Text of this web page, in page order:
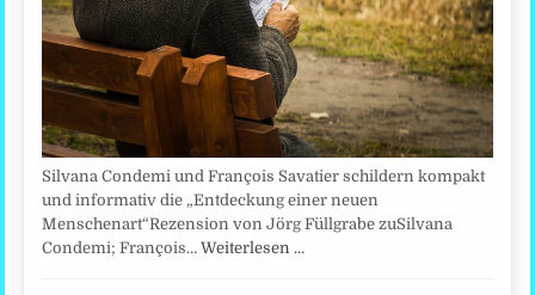
Silvana Condemi und François Savatier schildern kompakt
und informativ die „Entdeckung einer neuen
Menschenart“Rezension von Jörg Füllgrabe zuSilvana
Condemi; François…Weiterlesen …